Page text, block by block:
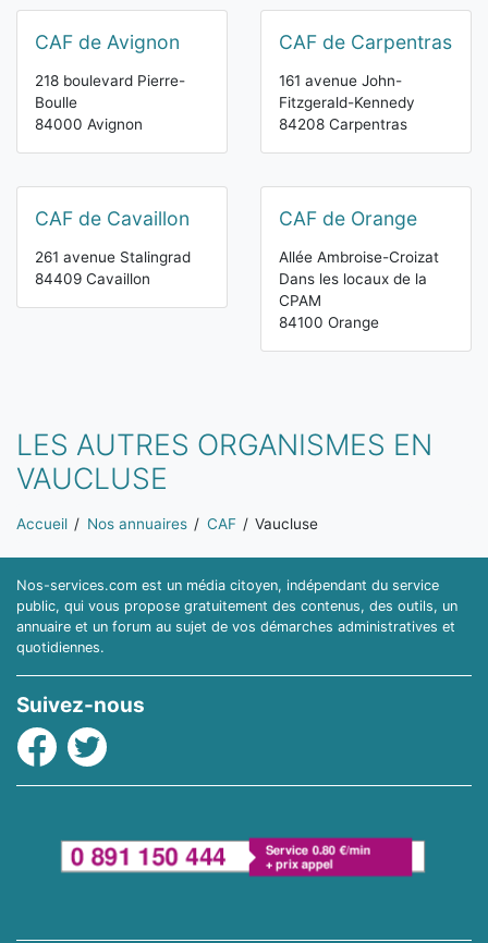
CAF de Avignon
218 boulevard Pierre-
Boulle
84000 Avignon
CAF de Carpentras
161 avenue John-
Fitzgerald-Kennedy
84208 Carpentras
CAF de Cavaillon
261 avenue Stalingrad
84409 Cavaillon
CAF de Orange
Allée Ambroise-Croizat
Dans les locaux de la
CPAM
84100 Orange
LES AUTRES ORGANISMES EN
VAUCLUSE
Vous êtes ici:
Accueil Nos annuaires CAF Vaucluse
Nos-services.com est un média citoyen, indépendant du service
public, qui vous propose gratuitement des contenus, des outils, un
annuaire et un forum au sujet de vos démarches administratives et
quotidiennes.
Suivez-nous
Facebook
Twitter